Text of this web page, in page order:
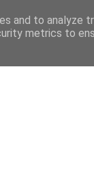
and to analyze
metrics to